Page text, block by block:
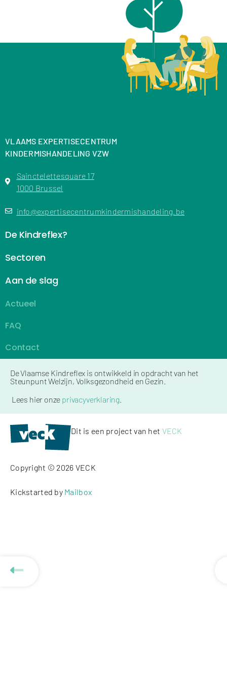
VLAAMS EXPERTISECENTRUM
KINDERMISHANDELING VZW
Sainctelettesquare 17
1000 Brussel
info@expertisecentrumkindermishandeling.be
De Kindreflex?
Sectoren
Aan de slag
Actueel
FAQ
Contact
De Vlaamse Kindreflex is ontwikkeld in opdracht van het
Steunpunt Welzijn, Volksgezondheid en Gezin.
Lees hier onze privacyverklaring
Dit is een project van het VECK
Copyright © 2026 VECK
Kickstarted by Mailbox